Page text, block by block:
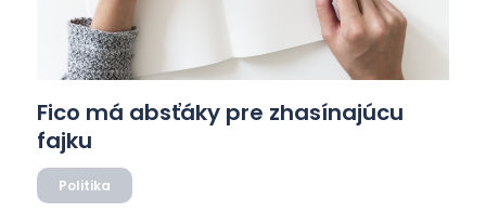
Politika
Fico má absťáky pre zhasínajúcu
fajku